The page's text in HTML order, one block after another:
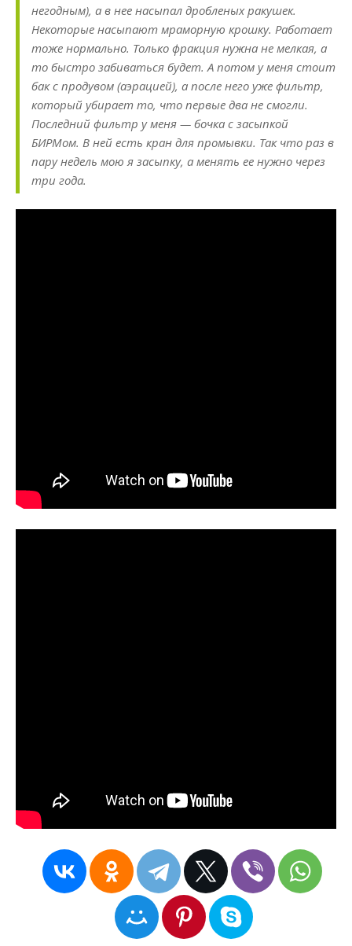
негодным), а в нее насыпал дробленых ракушек.
Некоторые насыпают мраморную крошку. Работает
тоже нормально. Только фракция нужна не мелкая, а
то быстро забиваться будет. А потом у меня стоит
бак с продувом (аэрацией), а после него уже фильтр,
который убирает то, что первые два не смогли.
Последний фильтр у меня — бочка с засыпкой
БИРМом. В ней есть кран для промывки. Так что раз в
пару недель мою я засыпку, а менять ее нужно через
три года.